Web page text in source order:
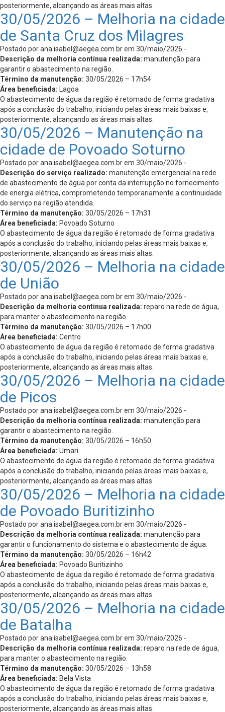
posteriormente, alcançando as áreas mais altas.
30/05/2026 – Melhoria na cidade
de Santa Cruz dos Milagres
Postado porana.isabel@aegea.com.brem 30/maio/2026 -
Descrição da melhoria contínua realizada: manutenção para
garantir o abastecimento na região.
Término da manutenção: 30/05/2026 – 17h54
Área beneficiada: Lagoa
O abastecimento de água da região é retomado de forma gradativa
após a conclusão do trabalho, iniciando pelas áreas mais baixas e,
posteriormente, alcançando as áreas mais altas.
30/05/2026 – Manutenção na
cidade de Povoado Soturno
Postado porana.isabel@aegea.com.brem 30/maio/2026 -
Descrição do serviço realizado: manutenção emergencial na rede
de abastecimento de água por conta da interrupção no fornecimento
de energia elétrica, comprometendo temporariamente a continuidade
do serviço na região atendida.
Término da manutenção: 30/05/2026 – 17h31
Área beneficiada: Povoado Soturno
O abastecimento de água da região é retomado de forma gradativa
após a conclusão do trabalho, iniciando pelas áreas mais baixas e,
posteriormente, alcançando as áreas mais altas.
30/05/2026 – Melhoria na cidade
de União
Postado porana.isabel@aegea.com.brem 30/maio/2026 -
Descrição da melhoria contínua realizada: reparo na rede de água,
para manter o abastecimento na região.
Término da manutenção: 30/05/2026 – 17h00
Área beneficiada: Centro
O abastecimento de água da região é retomado de forma gradativa
após a conclusão do trabalho, iniciando pelas áreas mais baixas e,
posteriormente, alcançando as áreas mais altas.
30/05/2026 – Melhoria na cidade
de Picos
Postado porana.isabel@aegea.com.brem 30/maio/2026 -
Descrição da melhoria contínua realizada: manutenção para
garantir o abastecimento na região.
Término da manutenção: 30/05/2026 – 16h50
Área beneficiada: Umari
O abastecimento de água da região é retomado de forma gradativa
após a conclusão do trabalho, iniciando pelas áreas mais baixas e,
posteriormente, alcançando as áreas mais altas.
30/05/2026 – Melhoria na cidade
de Povoado Buritizinho
Postado porana.isabel@aegea.com.brem 30/maio/2026 -
Descrição da melhoria contínua realizada: manutenção para
garantir o funcionamento do sistema e o abastecimento de água.
Término da manutenção: 30/05/2026 – 16h42
Área beneficiada: Povoado Buritizinho
O abastecimento de água da região é retomado de forma gradativa
após a conclusão do trabalho, iniciando pelas áreas mais baixas e,
posteriormente, alcançando as áreas mais altas.
30/05/2026 – Melhoria na cidade
de Batalha
Postado porana.isabel@aegea.com.brem 30/maio/2026 -
Descrição da melhoria contínua realizada: reparo na rede de água,
para manter o abastecimento na região.
Término da manutenção: 30/05/2026 – 13h58
Área beneficiada: Bela Vista
O abastecimento de água da região é retomado de forma gradativa
após a conclusão do trabalho, iniciando pelas áreas mais baixas e,
posteriormente, alcançando as áreas mais altas.